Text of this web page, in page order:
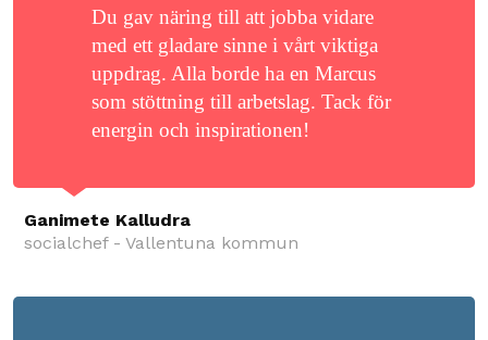
Du gav näring till att jobba vidare
med ett gladare sinne i vårt viktiga
uppdrag. Alla borde ha en Marcus
som stöttning till arbetslag. Tack för
energin och inspirationen!
Ganimete Kalludra
socialchef - Vallentuna kommun